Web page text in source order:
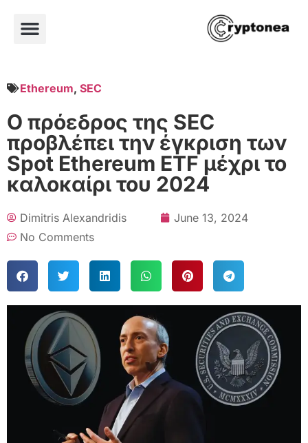
Ethereum, SEC
Ο πρόεδρος της SEC
προβλέπει την έγκριση των
Spot Ethereum ETF μέχρι το
καλοκαίρι του 2024
Dimitris Alexandridis
June 13, 2024
No Comments